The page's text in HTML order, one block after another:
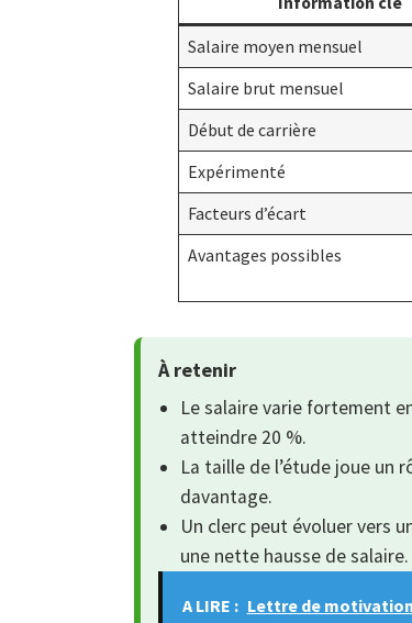
Salaire moyen mensuel
Salaire brut mensuel
Début de carrière
Expérimenté
Facteurs d’écart
Avantages possibles
À retenir
Le salaire varie fortement
atteindre 20 %.
La taille de l’étude joue un
davantage.
Un clerc peut évoluer vers
une nette hausse de salaire.
A LIRE : Lettre de